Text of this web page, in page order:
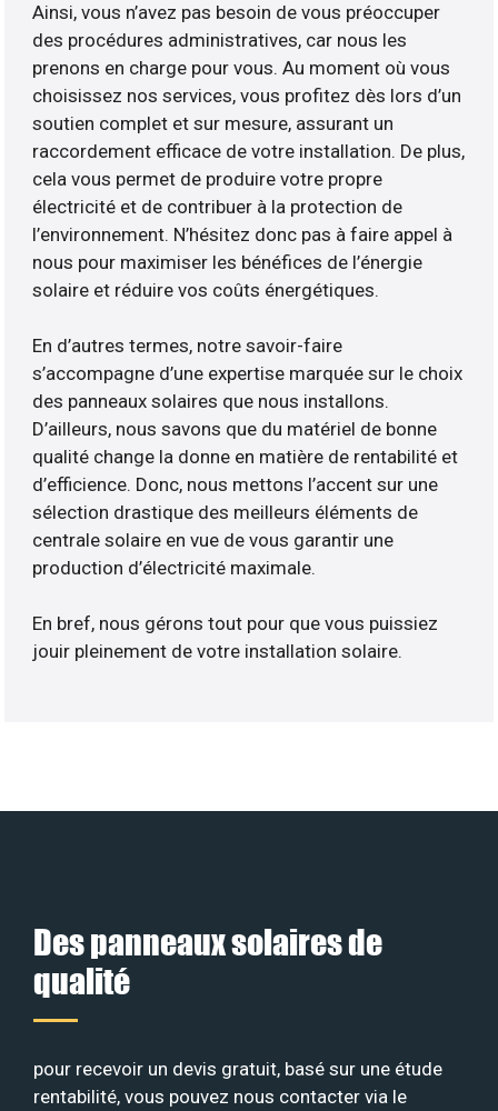
Ainsi, vous n’avez pas besoin de vous préoccuper
des procédures administratives, car nous les
prenons en charge pour vous. Au moment où vous
choisissez nos services, vous profitez dès lors d’un
soutien complet et sur mesure, assurant un
raccordement efficace de votre installation. De plus,
cela vous permet de produire votre propre
électricité et de contribuer à la protection de
l’environnement. N’hésitez donc pas à faire appel à
nous pour maximiser les bénéfices de l’énergie
solaire et réduire vos coûts énergétiques.
En d’autres termes, notre savoir-faire
s’accompagne d’une expertise marquée sur le choix
des panneaux solaires que nous installons.
D’ailleurs, nous savons que du matériel de bonne
qualité change la donne en matière de rentabilité et
d’efficience. Donc, nous mettons l’accent sur une
sélection drastique des meilleurs éléments de
centrale solaire en vue de vous garantir une
production d’électricité maximale.
En bref, nous gérons tout pour que vous puissiez
jouir pleinement de votre installation solaire.
Des panneaux solaires de
qualité
pour recevoir un devis gratuit, basé sur une étude
rentabilité, vous pouvez nous contacter via le